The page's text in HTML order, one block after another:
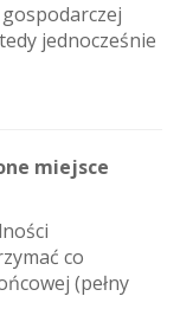
gospodarczej
jednocześnie
miejsce
co
(pełny